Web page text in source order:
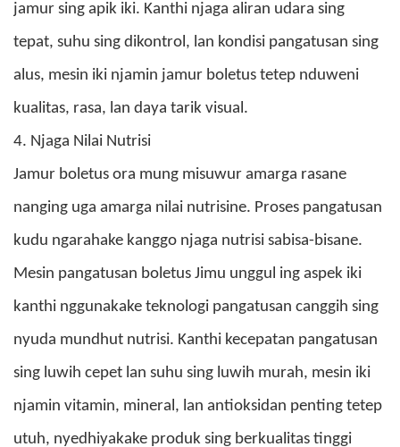
jamur sing apik iki. Kanthi njaga aliran udara sing
tepat, suhu sing dikontrol, lan kondisi pangatusan sing
alus, mesin iki njamin jamur boletus tetep nduweni
kualitas, rasa, lan daya tarik visual.
4. Njaga Nilai Nutrisi
Jamur boletus ora mung misuwur amarga rasane
nanging uga amarga nilai nutrisine. Proses pangatusan
kudu ngarahake kanggo njaga nutrisi sabisa-bisane.
Mesin pangatusan boletus Jimu unggul ing aspek iki
kanthi nggunakake teknologi pangatusan canggih sing
nyuda mundhut nutrisi. Kanthi kecepatan pangatusan
sing luwih cepet lan suhu sing luwih murah, mesin iki
njamin vitamin, mineral, lan antioksidan penting tetep
utuh, nyedhiyakake produk sing berkualitas tinggi